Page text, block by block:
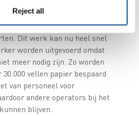
Reject all
de geïntegreerde 2D imager en
direct vanaf het
Dit werk kan nu heel snel
worden uitgevoerd omdat
meer nodig zijn. Zo worden
vellen papier bespaard
van personeel voor
andere operators bij het
blijven.